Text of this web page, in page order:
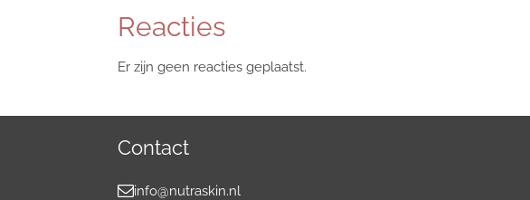
Reacties
Er zijn geen reacties geplaatst.
Contact
info@nutraskin.nl